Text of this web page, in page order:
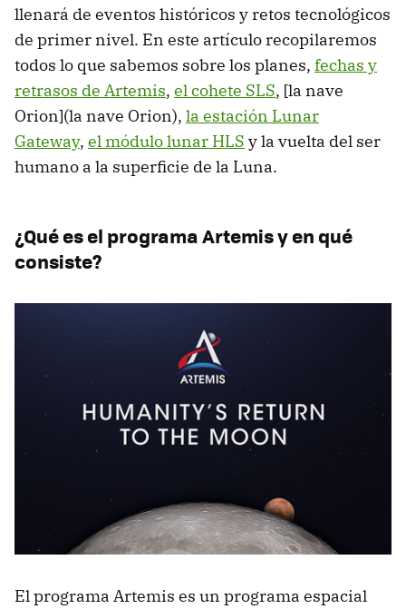
llenará de eventos históricos y retos tecnológicos
de primer nivel. En este artículo recopilaremos
todos lo que sabemos sobre los planes, fechas y
retrasos de Artemis, el cohete SLS, [la nave
Orion](la nave Orion), la estación Lunar
Gateway, el módulo lunar HLS y la vuelta del ser
humano a la superficie de la Luna.
¿Qué es el programa Artemis y en qué
consiste?
El programa Artemis es un programa espacial